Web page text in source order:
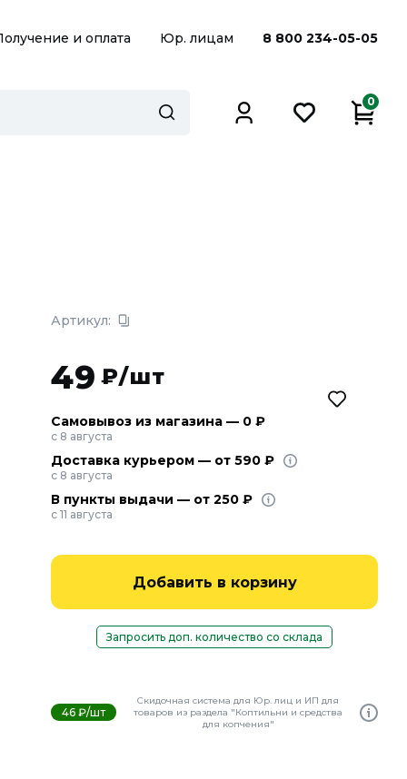
и оплата Юр. лицам 8 800 234-05-05
0
Артикул:
49 ₽/шт
Самовывоз из магазина — 0 ₽
с 8 августа
Доставка курьером — от 590 ₽
с 8 августа
В пункты выдачи — от 250 ₽
с 11 августа
Добавить в корзину
Запросить доп. количество со склада
46 ₽/шт
Скидочная система для Юр. лиц и ИП для
товаров из раздела "Коптильни и средства
для копчения"